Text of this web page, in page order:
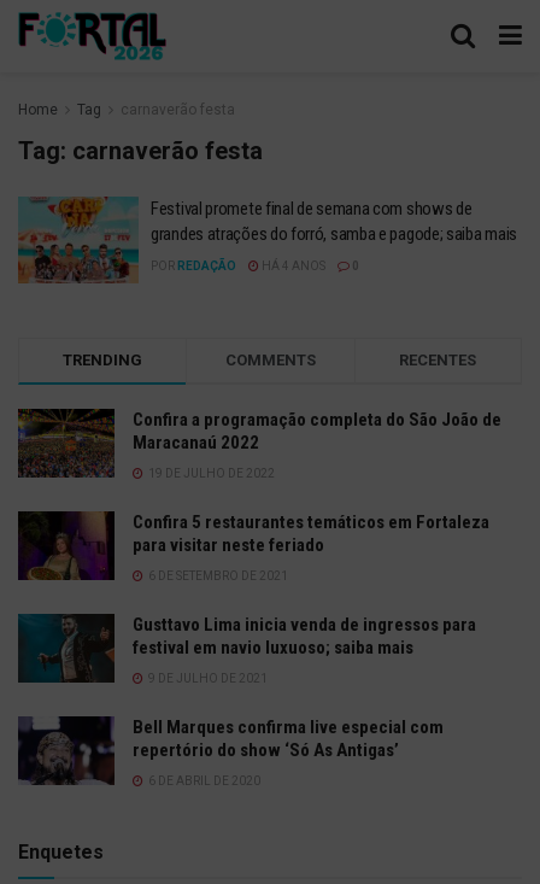
Home Tag carnaverão festa
Tag: carnaverão festa
Festival promete final de semana com shows de
grandes atrações do forró, samba e pagode; saiba mais
POR REDAÇÃO HÁ 4 ANOS
TRENDING COMMENTS RECENTES
Confira a programação completa do São João de
Maracanaú 2022
19 DE JULHO DE 2022
Confira 5 restaurantes temáticos em Fortaleza
para visitar neste feriado
6 DE SETEMBRO DE 2021
Gusttavo Lima inicia venda de ingressos para
festival em navio luxuoso; saiba mais
9 DE JULHO DE 2021
Bell Marques confirma live especial com
repertório do show ‘Só As Antigas’
6 DE ABRIL DE 2020
Enquetes